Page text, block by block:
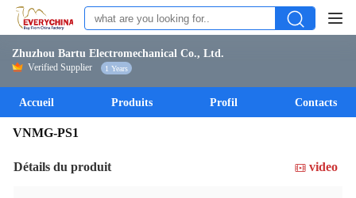
Zhuzhou Bartu Electromechanical Co., Ltd.
Verified Supplier 1 Years
Accueil Produits Profil Contacts
VNMG-PS1
Détails du produit video